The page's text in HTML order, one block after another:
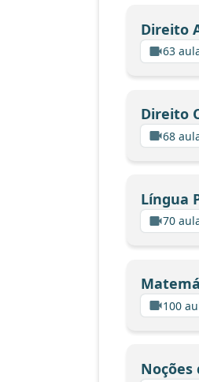
Direito
63
Direito
68
Língua
70
100